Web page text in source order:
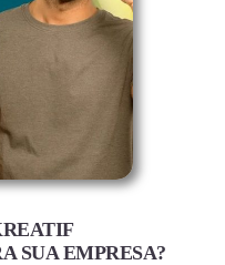
SUA EMPRESA?